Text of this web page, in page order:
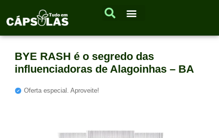
BYE RASH é o segredo das
influenciadoras de Alagoinhas – BA
Oferta especial. Aproveite!